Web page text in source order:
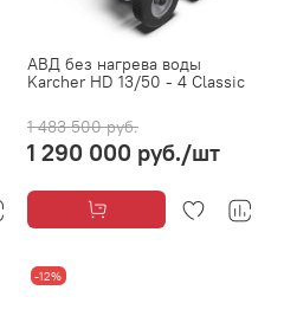
АВД без нагрева воды
Karcher HD 13/50 - 4 Classic
1 483 500 руб.
1 290 000 руб./шт
-12%